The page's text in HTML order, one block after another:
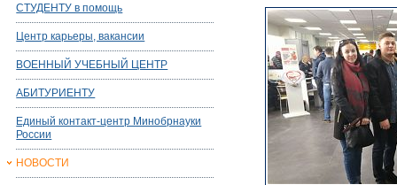
СТУДЕНТУ в помощь
Центр карьеры, вакансии
ВОЕННЫЙ УЧЕБНЫЙ ЦЕНТР
АБИТУРИЕНТУ
Единый контакт-центр Минобрнауки
России
НОВОСТИ